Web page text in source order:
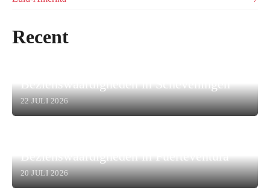
Recent
Bezienswaardigheden in Scheveningen
22 JULI 2026
Bezienswaardigheden in Fuerteventura
20 JULI 2026